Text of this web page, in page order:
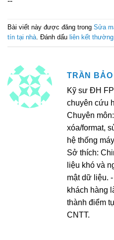
Bài viết này được đăng trong Sửa
tín tại nhà. Đánh dấu liên kết
TRẦN BẢO
Kỹ sư ĐH
chuyên cứu
Chuyên
xóa/format,
hệ thống
Sở thích:
liệu khó và
mật dữ liệu.
khách hàng
thành điểm
CNTT.